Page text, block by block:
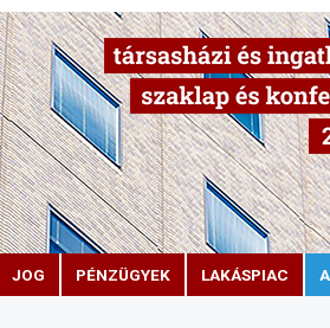
JOG PÉNZÜGYEK LAKÁSPIAC